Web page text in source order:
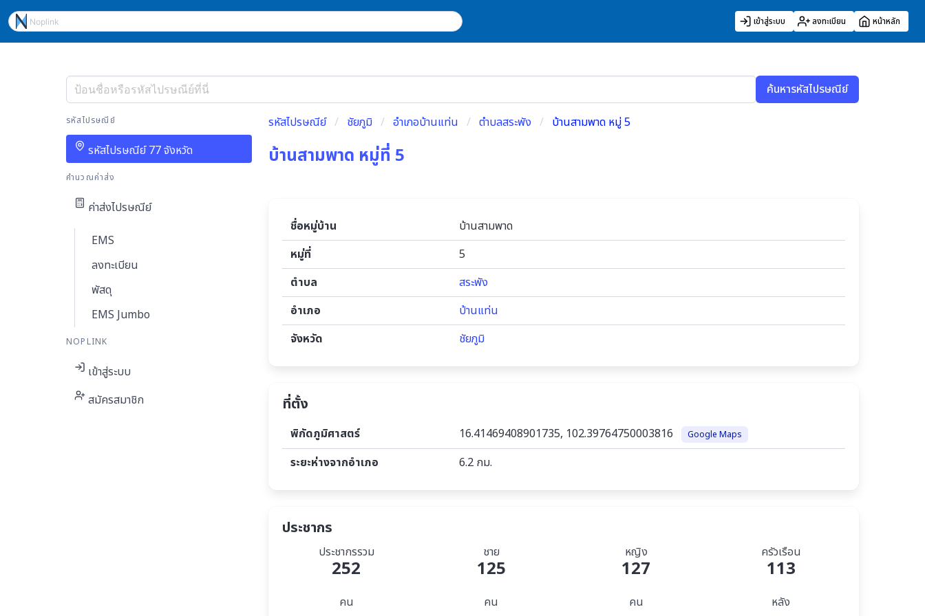
เข้าสู่ระบบ ลงทะเบียน หน้าหลัก
ค้นหารหัสไปรษณีย์
รหัสไปรษณีย์
รหัสไปรษณีย์ 77 จังหวัด
คำนวณค่าส่ง
ค่าส่งไปรษณีย์
EMS
ลงทะเบียน
พัสดุ
EMS Jumbo
NOPLINK
เข้าสู่ระบบ
สมัครสมาชิก
รหัสไปรษณีย์ ชัยภูมิ อำเภอบ้านแท่น ตำบลสระพัง บ้านสามพาด หมู่ 5
บ้านสามพาด หมู่ที่ 5
ชื่อหมู่บ้าน
บ้านสามพาด
หมู่ที่
5
ตำบล
สระพัง
อำเภอ
บ้านแท่น
จังหวัด
ชัยภูมิ
ที่ตั้ง
พิกัดภูมิศาสตร์ 16.41469408901735, 102.39764750003816 Google Maps
ระยะห่างจากอำเภอ 6.2 กม.
ประชากร
ประชากรรวม
252
คน
ชาย
125
คน
หญิง
127
คน
ครัวเรือน
113
หลัง